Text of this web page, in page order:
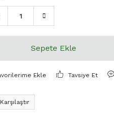
Sepete Ekle
Tavsiye Et
Karşılaştır